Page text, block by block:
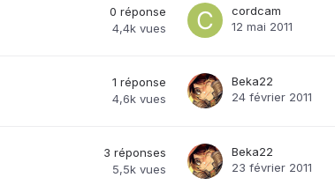
0 réponse
4,4k vues
cordcam
12 mai 2011
1 réponse
4,6k vues
Beka22
24 février 2011
3 réponses
5,5k vues
Beka22
23 février 2011